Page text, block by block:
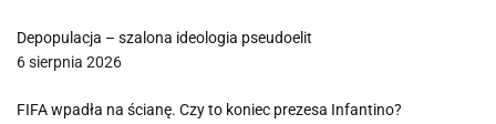
Depopulacja – szalona ideologia pseudoelit
6 sierpnia 2026
FIFA wpadła na ścianę. Czy to koniec prezesa Infantino?